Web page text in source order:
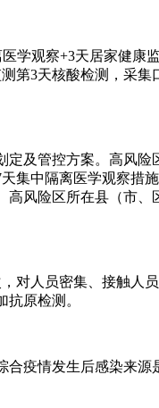
学观察+3天居家健康
第3天核酸检测，采
及管控方案。高风
集中隔离医学观察措
风险区所在县（市
对人员密集、接触人
原检测。
疫情发生后感染来